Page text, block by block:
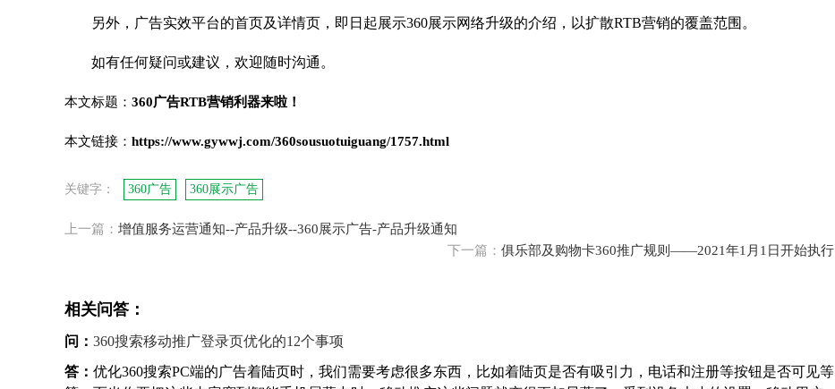
另外，广告实效平台的首页及详情页，即日起展示360展示网络升级的介绍，以扩散RTB营销的覆盖范围。
如有任何疑问或建议，欢迎随时沟通。
本文标题： 360广告RTB营销利器来啦！
本文链接： https://www.gywwj.com/360sousuotuiguang/1757.html
关键字： 360广告 360展示广告
上一篇： 增值服务运营通知--产品升级--360展示广告-产品升级通知
下一篇： 俱乐部及购物卡360推广规则——2021年1月1日开始执行
相关问答：
问： 360搜索移动推广登录页优化的12个事项
答： 优化360搜索PC端的广告着陆页时，我们需要考虑很多东西，比如着陆页是否有吸引力，电话和注册等按钮是否可见等